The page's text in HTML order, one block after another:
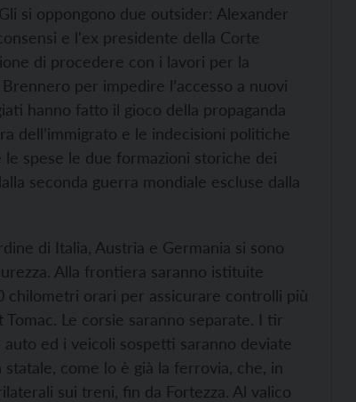
si oppongono due outsider: Alexander
e l'ex presidente della Corte
di procedere con i lavori per la
per impedire l’accesso a nuovi
hanno fatto il gioco della propaganda
dell’immigrato e le indecisioni politiche
spese le due formazioni storiche dei
seconda guerra mondiale escluse dalla
di Italia, Austria e Germania si sono
Alla frontiera saranno istituite
orari per assicurare controlli più
Le corsie saranno separate. I tir
ed i veicoli sospetti saranno deviate
come lo è già la ferrovia, che, in
sui treni, fin da Fortezza. Al valico